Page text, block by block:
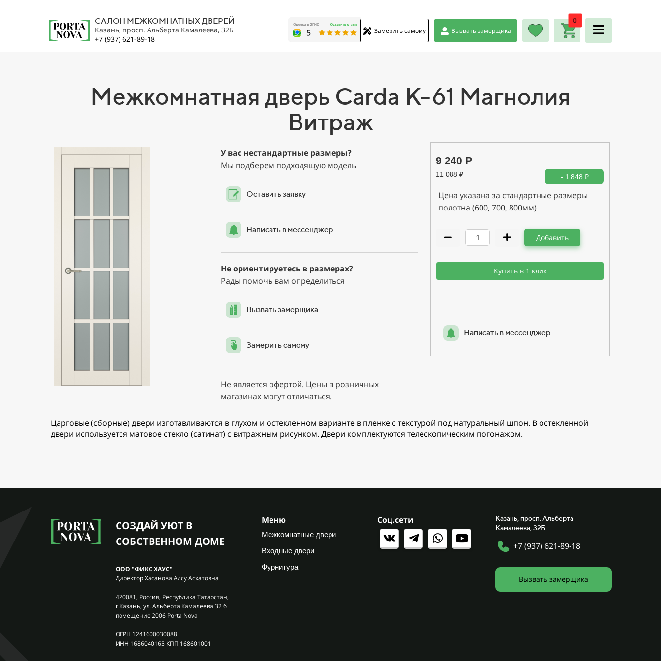
САЛОН МЕЖКОМНАТНЫХ ДВЕРЕЙ
Казань, просп. Альберта Камалеева, 32Б
+7 (937) 621-89-18
Замерить самому Вызвать замерщика
0
Межкомнатная дверь Carda К-61 Магнолия
Витраж
У вас нестандартные размеры?
Мы подберем подходящую модель
Оставить заявку
Написать в мессенджер
Не ориентируетесь в размерах?
Рады помочь вам определиться
Вызвать замерщика
Замерить самому
Не является офертой. Цены в розничных
магазинах могут отличаться.
9 240 Р
11 088₽ - 1 848 ₽
Цена указана за стандартные размеры
полотна (600, 700, 800мм)
Добавить
Купить в 1 клик
Написать в мессенджер
Царговые (сборные) двери изготавливаются в глухом и остекленном варианте в пленке с текстурой под натуральный шпон. В остекленной
двери используется матовое стекло (сатинат) с витражным рисунком. Двери комплектуются телескопическим погонажом.
СОЗДАЙ УЮТ В
СОБСТВЕННОМ ДОМЕ
ООО "ФИКС ХАУС"
Директор Хасанова Алсу Асхатовна
420081, Россия, Республика Татарстан,
г.Казань, ул. Альберта Камалеева 32 б
помещение 2006 Porta Nova
ОГРН 1241600030088
ИНН 1686040165 КПП 168601001
Меню
Межкомнатные двери
Входные двери
Фурнитура
Соц.сети
Казань, просп. Альберта
Камалеева, 32Б
+7 (937) 621-89-18
Вызвать замерщика